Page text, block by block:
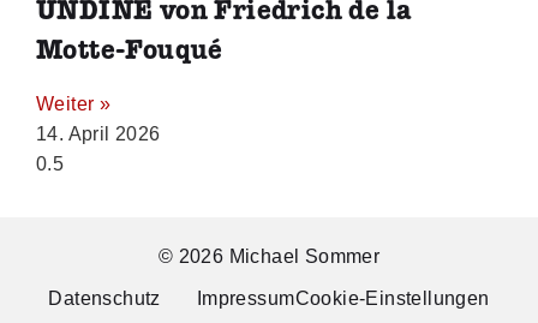
UNDINE von Friedrich de la
Motte-Fouqué
Weiter »
14. April 2026
© 2026 Michael Sommer
Datenschutz ImpressumCookie-Einstellungen